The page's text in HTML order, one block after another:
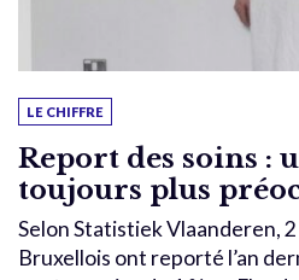
LE CHIFFRE
Report des soins :
toujours plus
Selon Statistiek Vlaanderen,
Bruxellois ont reporté l’an